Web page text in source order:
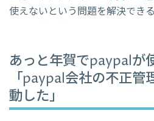
使えないという問題を解決できる
あっと年賀でpaypalが
「paypal会社の不正管
動した」